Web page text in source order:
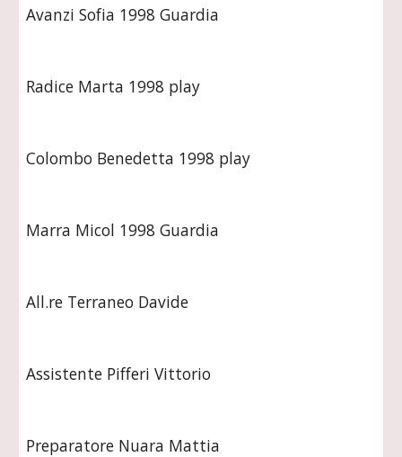
Avanzi Sofia 1998 Guardia
Radice Marta 1998 play
Colombo Benedetta 1998 play
Marra Micol 1998 Guardia
All.re Terraneo Davide
Assistente Pifferi Vittorio
Preparatore Nuara Mattia